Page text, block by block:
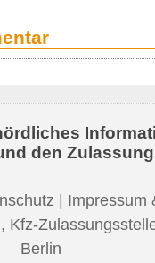
den
Impressum
, Kfz-
Berlin